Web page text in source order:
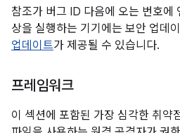
참조가 버그 ID 다음에 오는 번호에
상을 실행하는 기기에는 보안 업데
업데이트가 제공될 수 있습니다.
프레임워크
이 섹션에 포함된 가장 심각한 취약